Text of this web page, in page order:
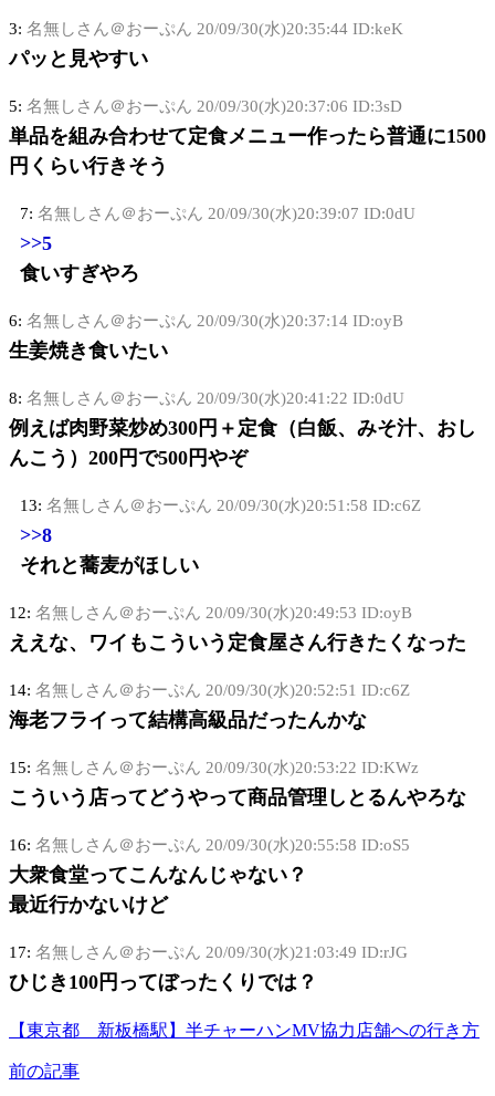
3: 名無しさん＠おーぷん 20/09/30(水)20:35:44 ID:keK
パッと見やすい
5: 名無しさん＠おーぷん 20/09/30(水)20:37:06 ID:3sD
単品を組み合わせて定食メニュー作ったら普通に1500
円くらい行きそう
7: 名無しさん＠おーぷん 20/09/30(水)20:39:07 ID:0dU
>>5
食いすぎやろ
6: 名無しさん＠おーぷん 20/09/30(水)20:37:14 ID:oyB
生姜焼き食いたい
8: 名無しさん＠おーぷん 20/09/30(水)20:41:22 ID:0dU
例えば肉野菜炒め300円＋定食（白飯、みそ汁、おし
んこう）200円で500円やぞ
13: 名無しさん＠おーぷん 20/09/30(水)20:51:58 ID:c6Z
>>8
それと蕎麦がほしい
12: 名無しさん＠おーぷん 20/09/30(水)20:49:53 ID:oyB
ええな、ワイもこういう定食屋さん行きたくなった
14: 名無しさん＠おーぷん 20/09/30(水)20:52:51 ID:c6Z
海老フライって結構高級品だったんかな
15: 名無しさん＠おーぷん 20/09/30(水)20:53:22 ID:KWz
こういう店ってどうやって商品管理しとるんやろな
16: 名無しさん＠おーぷん 20/09/30(水)20:55:58 ID:oS5
大衆食堂ってこんなんじゃない？
最近行かないけど
17: 名無しさん＠おーぷん 20/09/30(水)21:03:49 ID:rJG
ひじき100円ってぼったくりでは？
【東京都 新板橋駅】半チャーハンMV協力店舗への行き方
前の記事